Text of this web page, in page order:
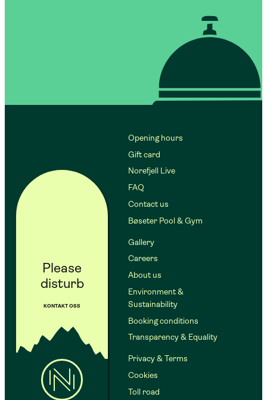
Please
disturb
KONTAKT OSS
Opening hours
Gift card
Norefjell Live
FAQ
Contact us
Bøseter Pool & Gym
Gallery
Careers
About us
Environment &
Sustainability
Booking conditions
Transparency & Equality
Privacy & Terms
Cookies
Toll road